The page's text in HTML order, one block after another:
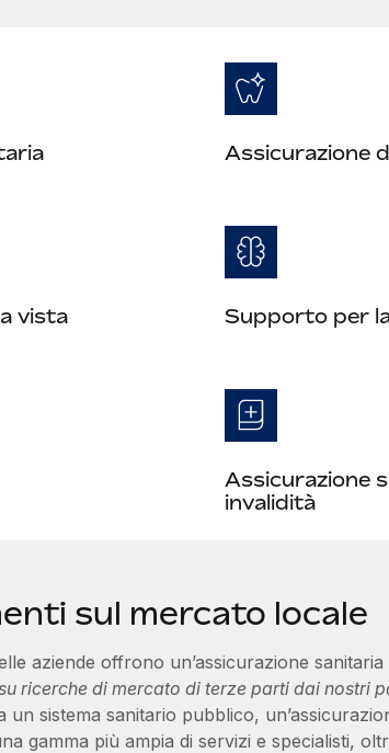
Assicurazione
vista Supporto per
Assicurazione
invalidità
sul mercato locale
aziende offrono un’assicurazione
ricerche di mercato di terze parti dai nostri
un sistema sanitario pubblico,
gamma più ampia di servizi e specialisti,